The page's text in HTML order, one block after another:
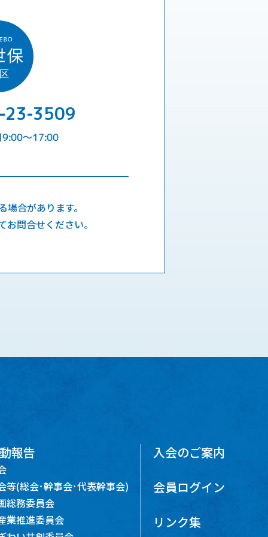
23-3509
9:00〜17:00
合があります。
問合せください。
報告
等(総会･幹事会･代表幹事会)
総務委員会
業推進委員会
入会のご案内
会員ログイン
リンク集